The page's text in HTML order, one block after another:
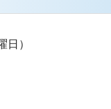
日）